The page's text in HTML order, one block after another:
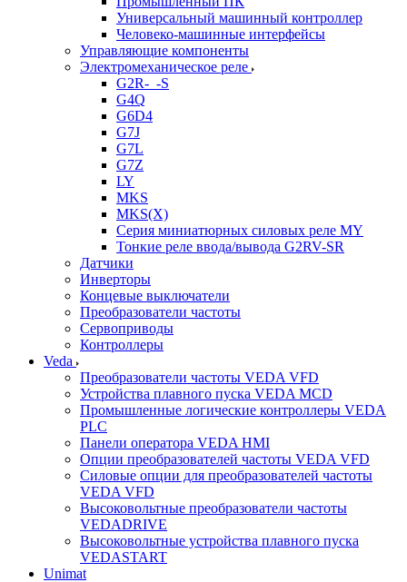
Универсальный машинный контроллер
Человеко-машинные интерфейсы
Управляющие компоненты
Электромеханическое реле
G2R-_-S
G4Q
G6D4
G7J
G7L
G7Z
LY
MKS
MKS(X)
Серия миниатюрных силовых реле MY
Тонкие реле ввода/вывода G2RV-SR
Датчики
Инверторы
Концевые выключатели
Преобразователи частоты
Сервоприводы
Контроллеры
Veda
Преобразователи частоты VEDA VFD
Устройства плавного пуска VEDA MCD
Промышленные логические контроллеры VEDA
PLC
Панели оператора VEDA HMI
Опции преобразователей частоты VEDA VFD
Силовые опции для преобразователей частоты
VEDA VFD
Высоковольтные преобразователи частоты
VEDADRIVE
Высоковольтные устройства плавного пуска
VEDASTART
Unimat